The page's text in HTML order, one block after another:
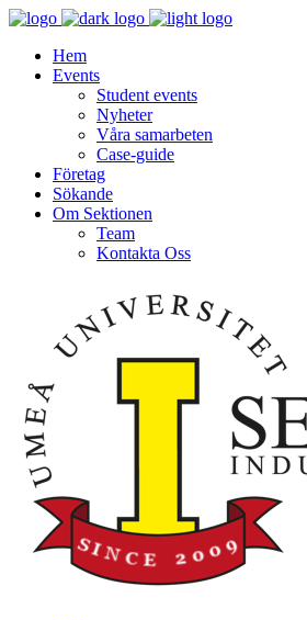
Hem
Events
Student events
Nyheter
Våra samarbeten
Case-guide
Företag
Sökande
Om Sektionen
Team
Kontakta Oss